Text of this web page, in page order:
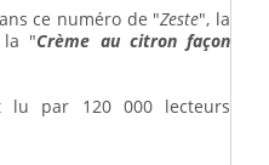
ce numéro de "Zeste", la
"Crème au citron façon
lu par 120 000 lecteurs